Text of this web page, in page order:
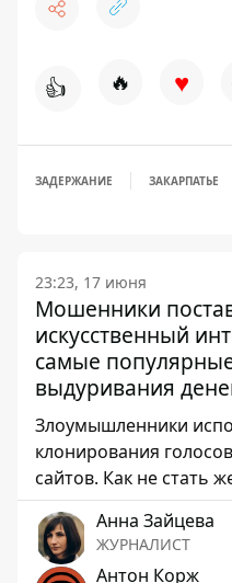
👍 🔥 ♥
ЗАДЕРЖАНИЕ ЗАКАРПАТЬЕ
23:23, 17 июня
Мошенники
искусственный
самые
выдуривания
Злоумышленники
клонирования
сайтов. Как не стать
Анна Зайцева
ЖУРНАЛИСТ
Антон Корж